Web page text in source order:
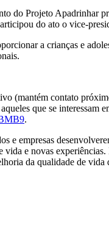
do Projeto Apadrinhar
do ato o vice-
a crianças e
(mantém contato
que se interessam
.
vida e novas
da qualidade de vida